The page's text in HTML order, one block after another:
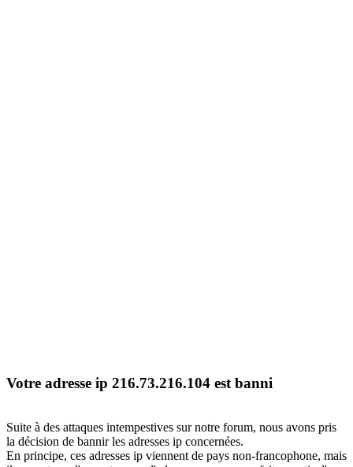
Votre adresse ip 216.73.216.104 est banni
Suite à des attaques intempestives sur notre forum, nous avons pris
la décision de bannir les adresses ip concernées.
En principe, ces adresses ip viennent de pays non-francophone, mais